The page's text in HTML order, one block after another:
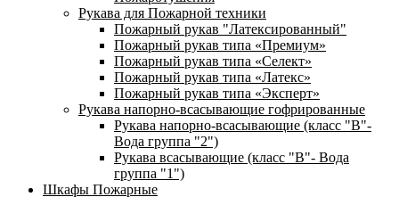
Рукава для Пожарной техники
Пожарный рукав "Латексированный"
Пожарный рукав типа «Премиум»
Пожарный рукав типа «Селект»
Пожарный рукав типа «Латекс»
Пожарный рукав типа «Эксперт»
Рукава напорно-всасывающие гофрированные
Рукава напорно-всасывающие (класс "В"-
Вода группа "2")
Рукава всасывающие (класс "В"- Вода
группа "1")
Шкафы Пожарные